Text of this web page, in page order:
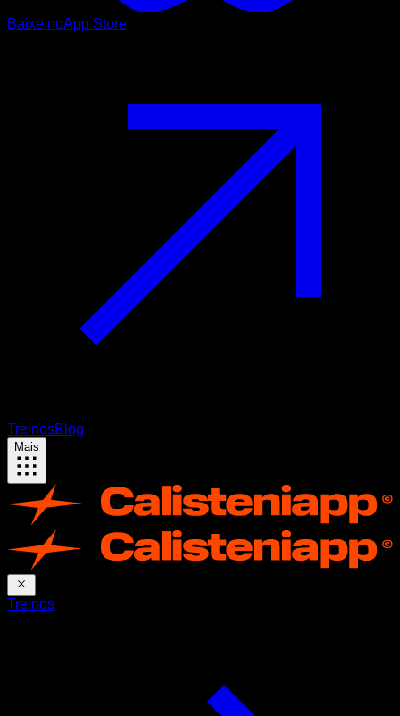
Baixe noApp Store
TreinosBlog
Mais
Treinos